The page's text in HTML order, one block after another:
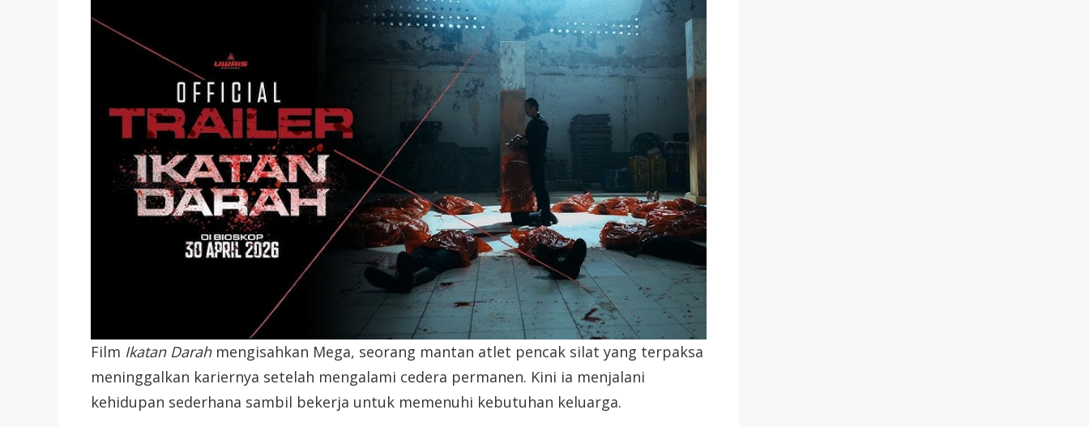
Film Ikatan Darahmengisahkan Mega, seorang mantan atlet pencak silat yang terpaksa
meninggalkan kariernya setelah mengalami cedera permanen. Kini ia menjalani
kehidupan sederhana sambil bekerja untuk memenuhi kebutuhan keluarga.